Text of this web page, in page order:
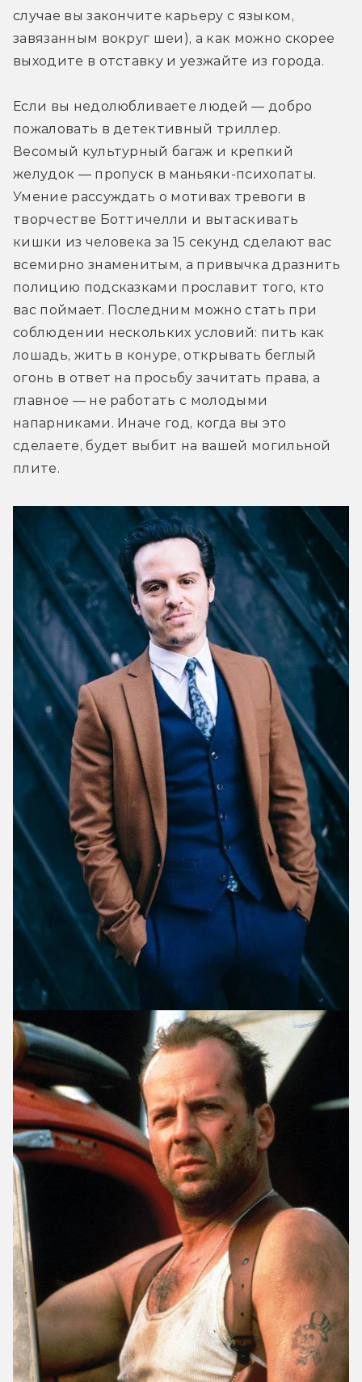
случае вы закончите карьеру с языком,
завязанным вокруг шеи), а как можно скорее
выходите в отставку и уезжайте из города.
Если вы недолюбливаете людей — добро
пожаловать в детективный триллер.
Весомый культурный багаж и крепкий
желудок — пропуск в маньяки-психопаты.
Умение рассуждать о мотивах тревоги в
творчестве Боттичелли и вытаскивать
кишки из человека за 15 секунд сделают вас
всемирно знаменитым, а привычка дразнить
полицию подсказками прославит того, кто
вас поймает. Последним можно стать при
соблюдении нескольких условий: пить как
лошадь, жить в конуре, открывать беглый
огонь в ответ на просьбу зачитать права, а
главное — не работать с молодыми
напарниками. Иначе год, когда вы это
сделаете, будет выбит на вашей могильной
плите.